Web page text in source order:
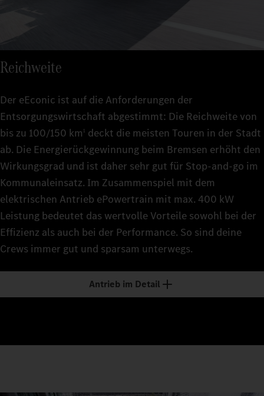
Reichweite
Der eEconic ist auf die Anforderungen der
Entsorgungswirtschaft abgestimmt: Die Reichweite von
bis zu 100/150 km 1 deckt die meisten Touren in der Stadt
ab. Die Energierückgewinnung beim Bremsen erhöht den
Wirkungsgrad und ist daher sehr gut für Stop-and-go im
Kommunaleinsatz. Im Zusammenspiel mit dem
elektrischen Antrieb ePowertrain mit max. 400 kW
Leistung bedeutet das wertvolle Vorteile sowohl bei der
Effizienz als auch bei der Performance. So sind deine
Crews immer gut und sparsam unterwegs.
Antrieb im Detail